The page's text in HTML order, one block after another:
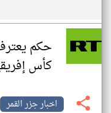
حكم
كأس إفريقيا
اخبار جزر القمر